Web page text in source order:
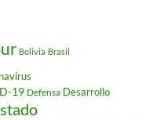
Bolivia Brasil
19 Defensa Desarrollo